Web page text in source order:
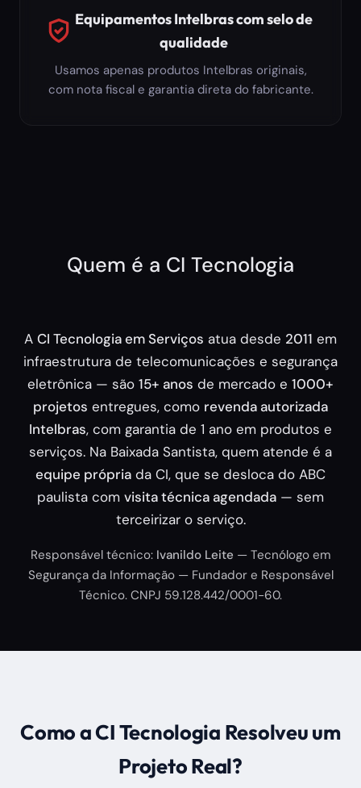
Equipamentos Intelbras com selo de
qualidade
Usamos apenas produtos Intelbras originais,
com nota fiscal e garantia direta do fabricante.
Quem é a CI Tecnologia
A CI Tecnologia em Serviços atua desde 2011 em
infraestrutura de telecomunicações e segurança
eletrônica — são 15+ anos de mercado e 1000+
projetos entregues, como revenda autorizada
Intelbras, com garantia de 1 ano em produtos e
serviços. Na Baixada Santista, quem atende é a
equipe própria da CI, que se desloca do ABC
paulista com visita técnica agendada — sem
terceirizar o serviço.
Responsável técnico: Ivanildo Leite — Tecnólogo em
Segurança da Informação — Fundador e Responsável
Técnico. CNPJ 59.128.442/0001-60.
Como a CI Tecnologia Resolveu um
Projeto Real?